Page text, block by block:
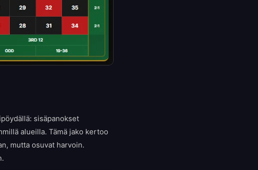
sisäpanokset
alueilla. Tämä jako kertoo
mutta osuvat harvoin.